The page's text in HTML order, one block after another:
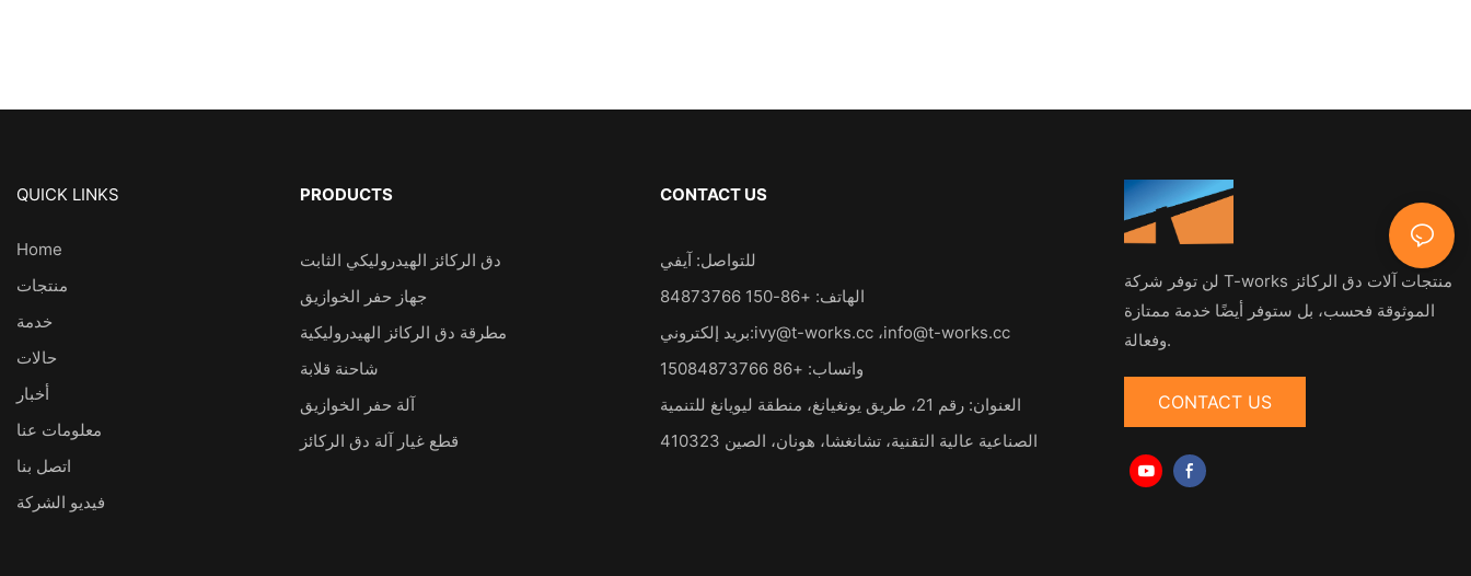
QUICK LINKS
Home
منتجات
خدمة
حالات
أخبار
معلومات عنا
اتصل بنا
فيديو الشركة
PRODUCTS
دق الركائز الهيدروليكي الثابت
جهاز حفر الخوازيق
مطرقة دق الركائز الهيدروليكية
شاحنة قلابة
آلة حفر الخوازيق
قطع غيار آلة دق الركائز
CONTACT US
للتواصل: آيفي
الهاتف: +86-150 84873766
بريد إلكتروني:ivy@t-works.cc،info@t-works.cc
واتساب: +86 15084873766
العنوان: رقم 21، طريق يونغيانغ، منطقة ليويانغ للتنمية
الصناعية عالية التقنية، تشانغشا، هونان، الصين 410323
لن توفر شركة T-works منتجات آلات دق الركائز
الموثوقة فحسب، بل ستوفر أيضًا خدمة ممتازة
وفعالة.
CONTACT US